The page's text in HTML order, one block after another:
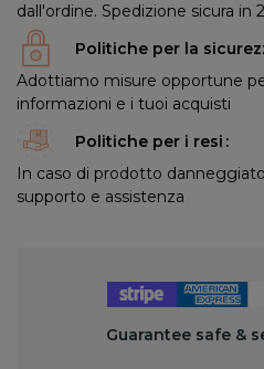
dall'ordine. Spedizione sicura in
Politiche per la
Adottiamo misure opportune
informazioni e i tuoi acquisti
Politiche per i resi
In caso di prodotto
supporto e assistenza
Guarantee safe &